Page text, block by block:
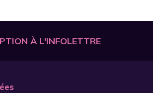
À L'INFOLETTRE